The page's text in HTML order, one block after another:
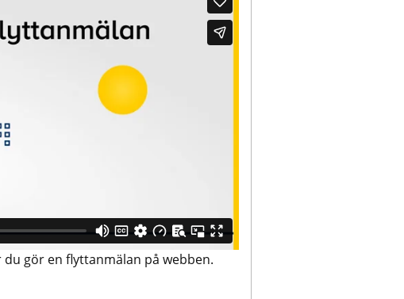
gör en flyttanmälan på webben.